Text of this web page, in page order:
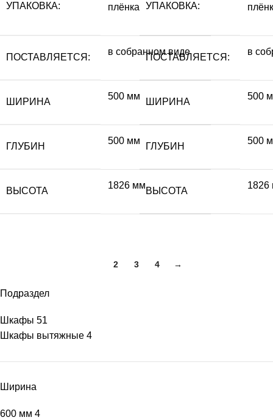
Подраздел
Шкафы 51
Шкафы вытяжные 4
Ширина
600 мм 4
УПАКОВКА:
плёнка
ПОСТАВЛЯЕТСЯ:
в собранном виде
ШИРИНА
500 мм
ГЛУБИН
500 мм
ВЫСОТА
1826 мм
УПАКОВКА:
ПОСТАВЛЯЕТСЯ:
в
ШИРИНА
500
ГЛУБИН
500
ВЫСОТА
1826
2 3 4 →